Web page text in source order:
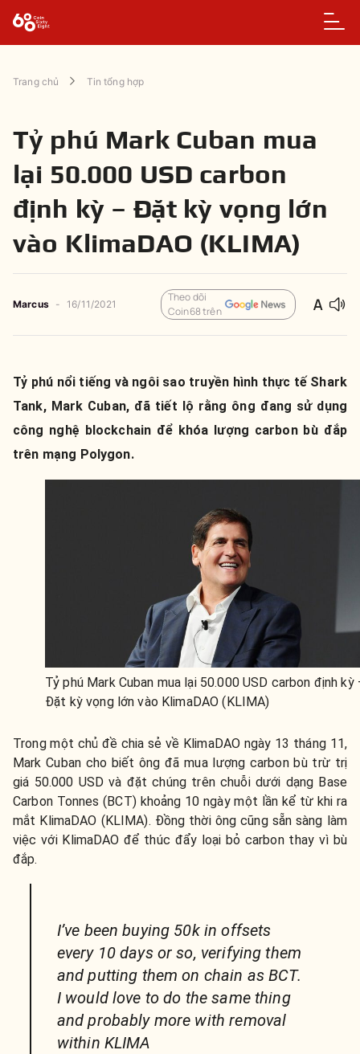
Trang chủ Tin tổng hợp
Tỷ phú Mark Cuban mua
lại 50.000 USD carbon
định kỳ – Đặt kỳ vọng lớn
vào KlimaDAO (KLIMA)
Marcus - 16/11/2021
Theo dõi
Coin68 trên
Tỷ phú nổi tiếng và ngôi sao truyền hình thực tế Shark
Tank, Mark Cuban, đã tiết lộ rằng ông đang sử dụng
công nghệ blockchain để khóa lượng carbon bù đắp
trên mạng Polygon.
Tỷ phú Mark Cuban mua lại 50.000 USD carbon định kỳ
Đặt kỳ vọng lớn vào KlimaDAO (KLIMA)
Trong một chủ đề chia sẻ về KlimaDAO ngày 13 tháng 11,
Mark Cuban cho biết ông đã mua lượng carbon bù trừ trị
giá 50.000 USD và đặt chúng trên chuỗi dưới dạng Base
Carbon Tonnes (BCT) khoảng 10 ngày một lần kể từ khi ra
mắt KlimaDAO (KLIMA). Đồng thời ông cũng sẵn sàng làm
việc với KlimaDAO để thúc đẩy loại bỏ carbon thay vì bù
đắp.
I’ve been buying 50k in offsets
every 10 days or so, verifying them
and putting them on chain as BCT.
I would love to do the same thing
and probably more with removal
within KLIMA